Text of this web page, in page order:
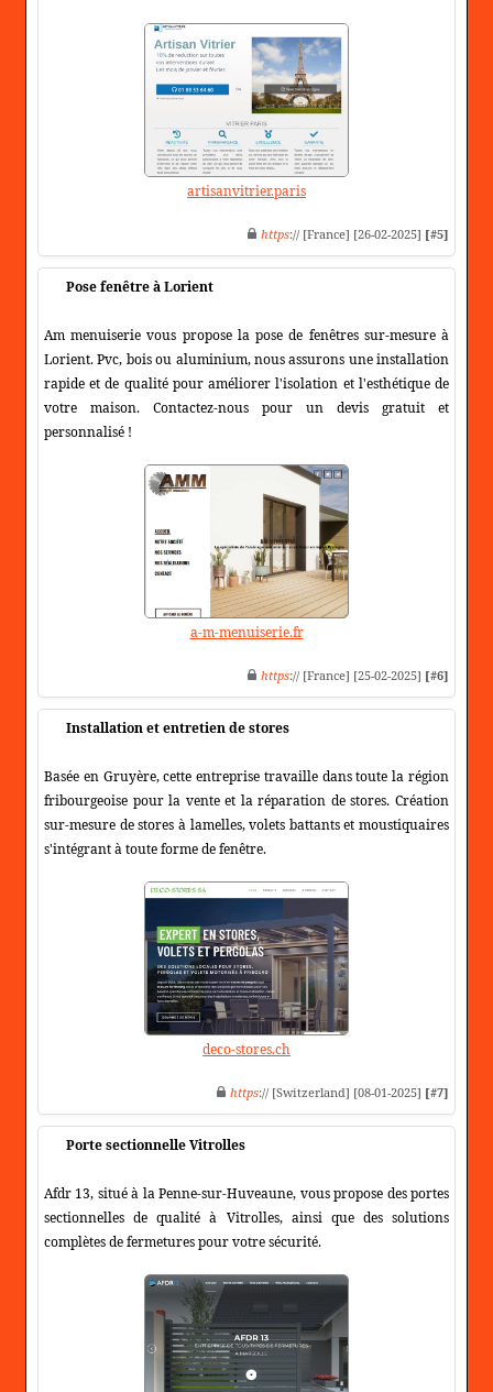
artisanvitrier.paris
https:// [France] [26-02-2025] [#5]
Pose fenêtre à Lorient
Am menuiserie vous propose la pose de fenêtres sur-mesure à
Lorient. Pvc, bois ou aluminium, nous assurons une installation
rapide et de qualité pour améliorer l'isolation et l'esthétique de
votre maison. Contactez-nous pour un devis gratuit et
personnalisé !
a-m-menuiserie.fr
https:// [France] [25-02-2025] [#6]
Installation et entretien de stores
Basée en Gruyère, cette entreprise travaille dans toute la région
fribourgeoise pour la vente et la réparation de stores. Création
sur-mesure de stores à lamelles, volets battants et moustiquaires
s'intégrant à toute forme de fenêtre.
deco-stores.ch
https:// [Switzerland] [08-01-2025] [#7]
Porte sectionnelle Vitrolles
Afdr 13, situé à la Penne-sur-Huveaune, vous propose des portes
sectionnelles de qualité à Vitrolles, ainsi que des solutions
complètes de fermetures pour votre sécurité.